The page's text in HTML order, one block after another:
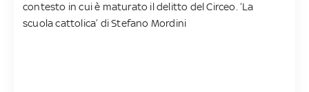
contesto in cui è maturato il delitto del Circeo. ‘La
scuola cattolica’ di Stefano Mordini